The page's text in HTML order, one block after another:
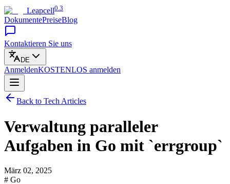
Leapcell0.3
DokumentePreiseBlog
Kontaktieren Sie uns
DE
AnmeldenKOSTENLOS anmelden
Back to Tech Articles
Verwaltung paralleler
Aufgaben in Go mit `errgroup`
März 02, 2025
# Go